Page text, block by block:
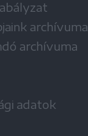
archívuma
archívuma
adatok